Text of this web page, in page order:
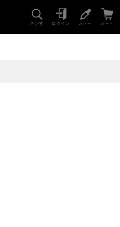
さがす ログイン カラー カート